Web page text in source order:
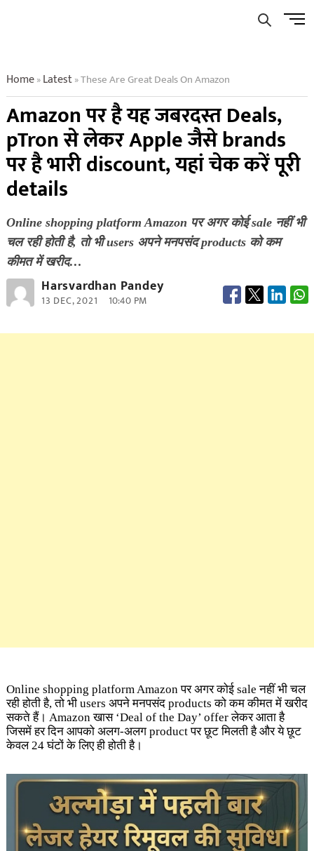
Menu
Home»Latest»These Are Great Deals On Amazon
Amazon पर है यह जबरदस्त Deals,
pTron से लेकर Apple जैसे brands
पर है भारी discount, यहां चेक करें पूरी
details
Online shopping platform Amazon पर अगर कोई sale नहीं भी
चल रही होती है, तो भी users अपने मनपसंद products को कम
कीमत में खरीद…
Harsvardhan Pandey
13 DEC, 2021 10:40 PM
Online shopping platform Amazon पर अगर कोई sale नहीं भी चल
रही होती है, तो भी users अपने मनपसंद products को कम कीमत में खरीद
सकते हैं। Amazon खास ‘Deal of the Day’ offer लेकर आता है
जिसमें हर दिन आपको अलग-अलग product पर छूट मिलती है और ये छूट
केवल 24 घंटों के लिए ही होती है।